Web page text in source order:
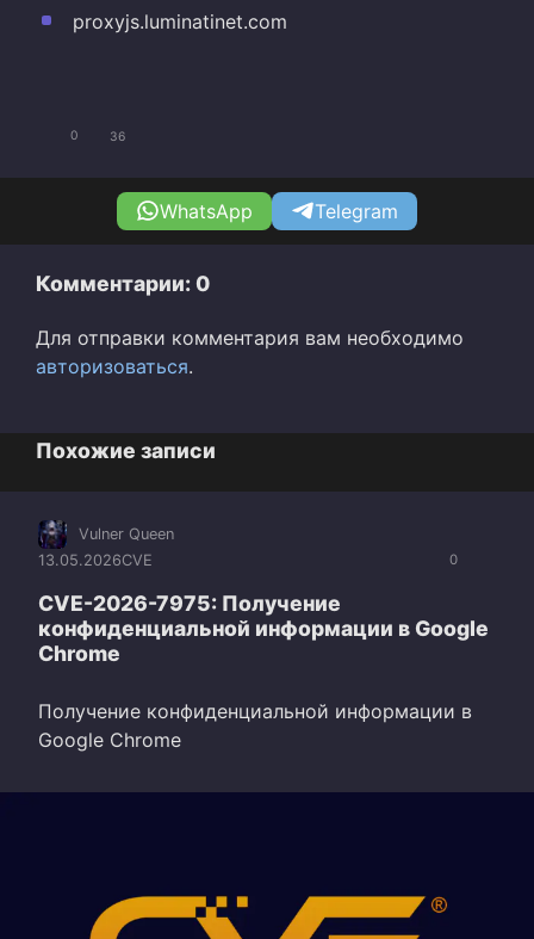
proxyjs.luminatinet.com
0 36
WhatsApp Telegram
Комментарии: 0
Для отправки комментария вам необходимо
авторизоваться.
Похожие записи
0
Vulner Queen
13.05.2026CVE
CVE-2026-7975: Получение
конфиденциальной информации в Google
Chrome
Получение конфиденциальной информации в
Google Chrome